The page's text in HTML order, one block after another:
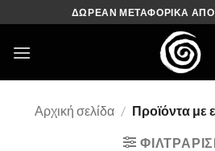
στο
περιεχόμενο
ΔΩΡΕΑΝ ΜΕΤΑΦΟΡΙΚΑ ΑΠΟ
Αρχική σελίδα / Προϊόντα με